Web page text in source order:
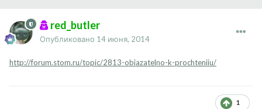
red_butler
Опубликовано 14 июня, 2014
http://forum.stom.ru/topic/2813-obiazatelno-k-prochteniiu/
1